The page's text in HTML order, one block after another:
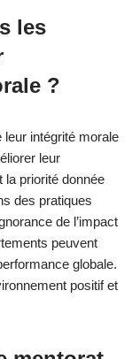
ses
une réputation
athlète.
ils
pour la
sur l’intégrité